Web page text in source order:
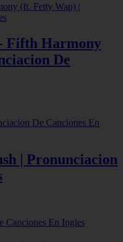
Fifth Harmony
De
| Pronunciacion